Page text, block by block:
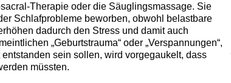
Therapie oder die Säuglingsmassage. Sie
Schlafprobleme beworben, obwohl belastbare
dadurch den Stress und damit auch
„Geburtstrauma“ oder „Verspannungen“,
sein sollen, wird vorgegaukelt, dass
müssten.